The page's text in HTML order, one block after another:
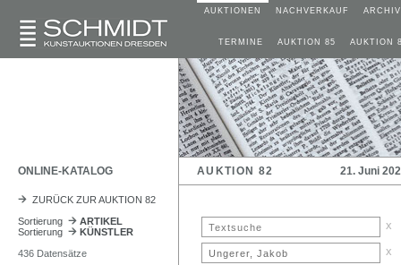
AUKTIONEN NACHVERKAUF ARCHIV
TERMINE AUKTION 85 AUKTION
ONLINE-KATALOG AUKTION 82 21. Juni
ZURÜCK ZUR AUKTION 82
Sortierung
ARTIKEL
Sortierung
KÜNSTLER
436 Datensätze
x
x